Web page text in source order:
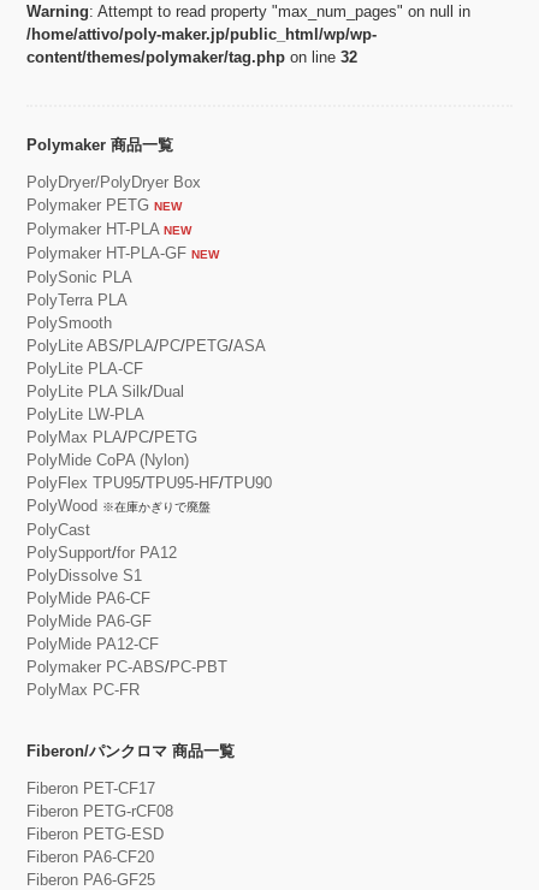
Warning: Attempt to read property "max_num_pages" on null in
/home/attivo/poly-maker.jp/public_html/wp/wp-
content/themes/polymaker/tag.php on line32
Polymaker 商品一覧
PolyDryer/PolyDryer Box
Polymaker PETG NEW
Polymaker HT-PLA NEW
Polymaker HT-PLA-GF NEW
PolySonic PLA
PolyTerra PLA
PolySmooth
PolyLite ABS/PLA/PC/PETG/ASA
PolyLite PLA-CF
PolyLite PLA Silk/Dual
PolyLite LW-PLA
PolyMax PLA/PC/PETG
PolyMide CoPA (Nylon)
PolyFlex TPU95/TPU95-HF/TPU90
PolyWood ※在庫かぎりで廃盤
PolyCast
PolySupport/for PA12
PolyDissolve S1
PolyMide PA6-CF
PolyMide PA6-GF
PolyMide PA12-CF
Polymaker PC-ABS/PC-PBT
PolyMax PC-FR
Fiberon/パンクロマ 商品一覧
Fiberon PET-CF17
Fiberon PETG-rCF08
Fiberon PETG-ESD
Fiberon PA6-CF20
Fiberon PA6-GF25